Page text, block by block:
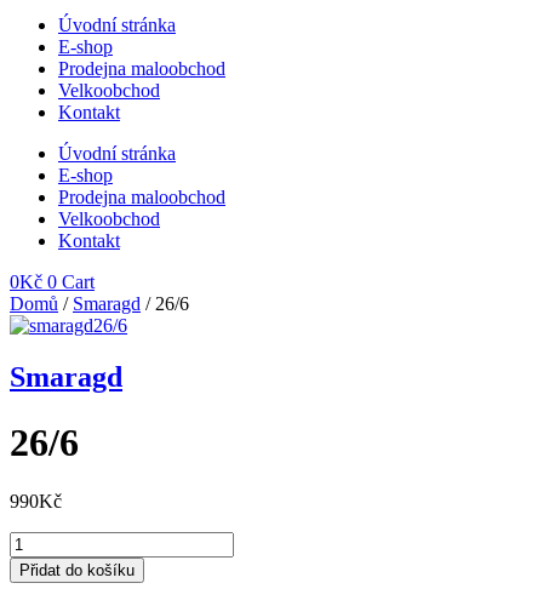
obsahuÚvodní stránka
E-shop
Prodejna maloobchod
Velkoobchod
Kontakt
Úvodní stránka
E-shop
Prodejna maloobchod
Velkoobchod
Kontakt
0Kč 0 Cart
Domů / Smaragd / 26/6
Smaragd
26/6
990Kč
26/6
množství
Přidat do košíku